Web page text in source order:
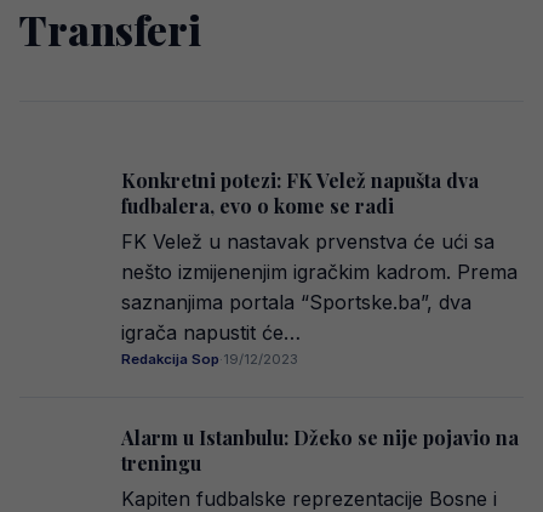
Transferi
Konkretni potezi: FK Velež napušta dva
fudbalera, evo o kome se radi
FK Velež u nastavak prvenstva će ući sa
nešto izmijenenjim igračkim kadrom. Prema
saznanjima portala “Sportske.ba”, dva
igrača napustit će…
Redakcija Sop·19/12/2023
Alarm u Istanbulu: Džeko se nije pojavio na
treningu
Kapiten fudbalske reprezentacije Bosne i